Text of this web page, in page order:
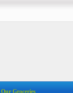
Our Groceries